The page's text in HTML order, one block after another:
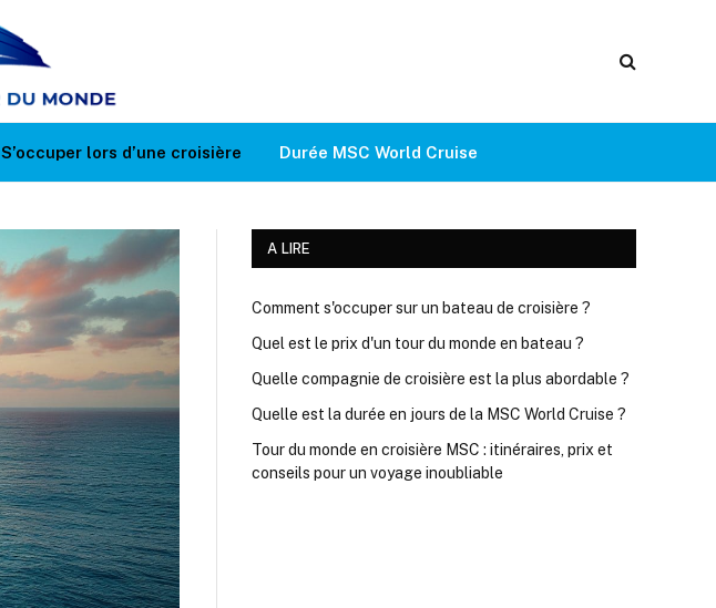
S’occuper lors d’une croisière Durée MSC World Cruise
A LIRE
Comment s'occuper sur un bateau de croisière ?
Quel est le prix d'un tour du monde en bateau ?
Quelle compagnie de croisière est la plus abordable ?
Quelle est la durée en jours de la MSC World Cruise ?
Tour du monde en croisière MSC : itinéraires, prix et
conseils pour un voyage inoubliable